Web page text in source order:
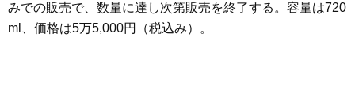
みでの販売で、数量に達し次第販売を終了する。容量は720
ml、価格は5万5,000円（税込み）。